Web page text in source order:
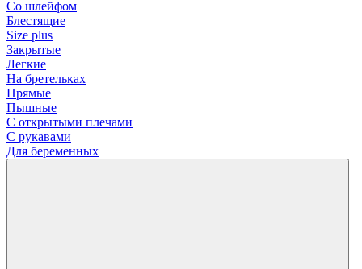
Со шлейфом
Блестящие
Size plus
Закрытые
Легкие
На бретельках
Прямые
Пышные
С открытыми плечами
С рукавами
Для беременных